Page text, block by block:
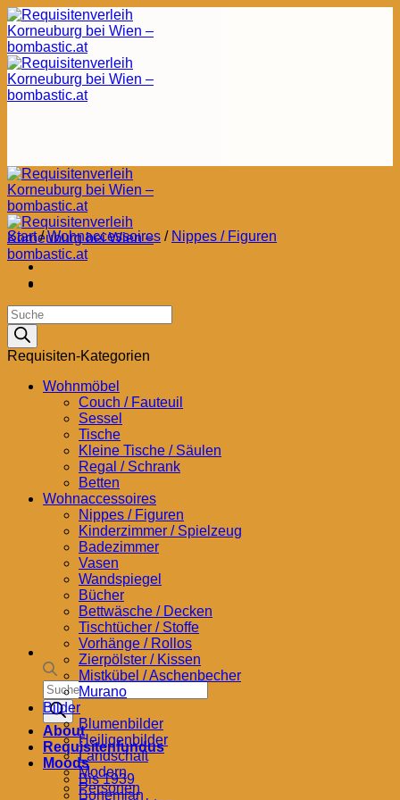
Zum
Inhalt
springen
Products
search
About
Requisitenfundus
Moods
Bis 1939
Bohemian
Start / Wohnaccessoires / Nippes / Figuren
Products
search
Requisiten-Kategorien
Wohnmöbel
Couch / Fauteuil
Sessel
Tische
Kleine Tische / Säulen
Regal / Schrank
Betten
Wohnaccessoires
Nippes / Figuren
Kinderzimmer / Spielzeug
Badezimmer
Vasen
Wandspiegel
Bücher
Bettwäsche / Decken
Tischtücher / Stoffe
Vorhänge / Rollos
Zierpölster / Kissen
Mistkübel / Aschenbecher
Murano
Bilder
Blumenbilder
Heiligenbilder
Landschaft
Modern
Personen